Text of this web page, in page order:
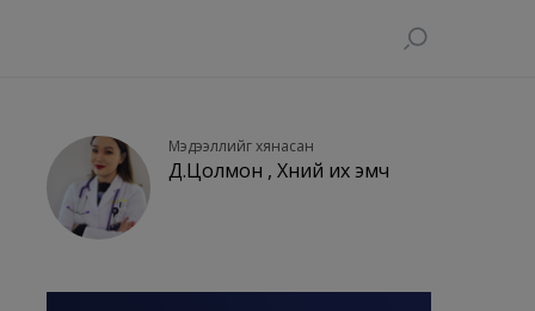
Мэдээллийг хянасан
Д.Цолмон , Хүний их эмч